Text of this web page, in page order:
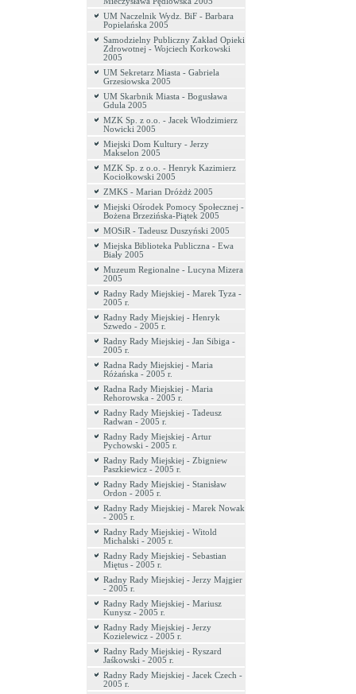
UM Naczelnik Wydz. BiF - Barbara
Popielańska 2005
Samodzielny Publiczny Zakład Opieki
Zdrowotnej - Wojciech Korkowski
2005
UM Sekretarz Miasta - Gabriela
Grzesiowska 2005
UM Skarbnik Miasta - Bogusława
Gdula 2005
MZK Sp. z o.o. - Jacek Włodzimierz
Nowicki 2005
Miejski Dom Kultury - Jerzy
Makselon 2005
MZK Sp. z o.o. - Henryk Kazimierz
Kociołkowski 2005
ZMKS - Marian Dróżdż 2005
Miejski Ośrodek Pomocy Społecznej -
Bożena Brzezińska-Piątek 2005
MOSiR - Tadeusz Duszyński 2005
Miejska Biblioteka Publiczna - Ewa
Biały 2005
Muzeum Regionalne - Lucyna Mizera
2005
Radny Rady Miejskiej - Marek Tyza -
2005 r.
Radny Rady Miejskiej - Henryk
Szwedo - 2005 r.
Radny Rady Miejskiej - Jan Sibiga -
2005 r.
Radna Rady Miejskiej - Maria
Różańska - 2005 r.
Radna Rady Miejskiej - Maria
Rehorowska - 2005 r.
Radny Rady Miejskiej - Tadeusz
Radwan - 2005 r.
Radny Rady Miejskiej - Artur
Pychowski - 2005 r.
Radny Rady Miejskiej - Zbigniew
Paszkiewicz - 2005 r.
Radny Rady Miejskiej - Stanisław
Ordon - 2005 r.
Radny Rady Miejskiej - Marek Nowak
- 2005 r.
Radny Rady Miejskiej - Witold
Michalski - 2005 r.
Radny Rady Miejskiej - Sebastian
Miętus - 2005 r.
Radny Rady Miejskiej - Jerzy Majgier
- 2005 r.
Radny Rady Miejskiej - Mariusz
Kunysz - 2005 r.
Radny Rady Miejskiej - Jerzy
Kozielewicz - 2005 r.
Radny Rady Miejskiej - Ryszard
Jaśkowski - 2005 r.
Radny Rady Miejskiej - Jacek Czech -
2005 r.